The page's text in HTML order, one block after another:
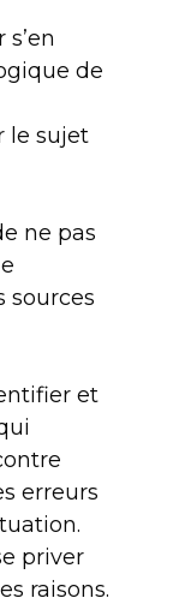
de
le sujet
ne pas
sources
et
erreurs
priver
raisons.